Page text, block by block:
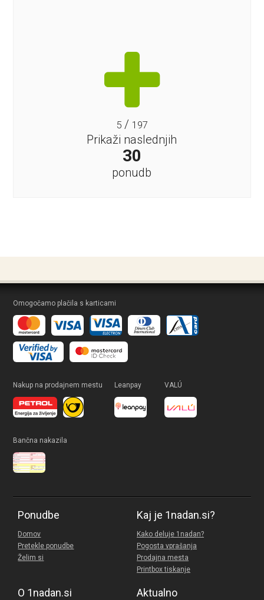
5/ 197
Prikaži naslednjih
30
ponudb
Omogočamo plačila s karticami
Nakup na prodajnem mestu Leanpay VALÚ
Bančna nakazila
Ponudbe
Domov
Pretekle ponudbe
Želim si
Kaj je 1nadan.si?
Kako deluje 1nadan?
Pogosta vprašanja
Prodajna mesta
Printbox tiskanje
O 1nadan.si Aktualno